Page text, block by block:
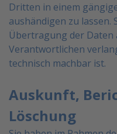
Dritten in einem
aushändigen zu lassen.
Übertragung der Daten
Verantwortlichen
technisch machbar ist.
Auskunft,
Löschung